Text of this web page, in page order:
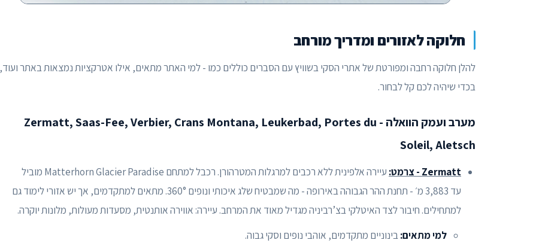
חלוקה לאזורים ומדריך מורחב
להלן חלוקה רחבה ומפורטת של אתרי הסקי בשוויץ עם הסברים כוללים כמו - למי האתר מתאים, אילו אטרקציות נמצאות באתר ועוד,
בכדי שיהיה לכם קל לבחור.
מערב ועמק הוואלה - Zermatt, Saas-Fee, Verbier, Crans Montana, Leukerbad, Portes du
Soleil, Aletsch
Zermatt - צרמט:
עיירה אלפינית ללא רכבים למרגלות המטרהורן. רכבל למתחם Matterhorn Glacier Paradise מוביל
עד 3,883 מ׳ - תחנת ההר הגבוהה באירופה - מה שמבטיח שלג איכותי ונופים 360°. מתאים למתקדמים, אך יש אזורי לימוד גם
למתחילים. חיבור לצד האיטלקי בצ’רביניה מגדיל מאוד את המרחב. עיירה: אווירה אותנטית, מסעדות מעולות, מלונות יוקרה.
למי מתאים:בינוניים מתקדמים, אוהבי נופים וסקי גבוה.